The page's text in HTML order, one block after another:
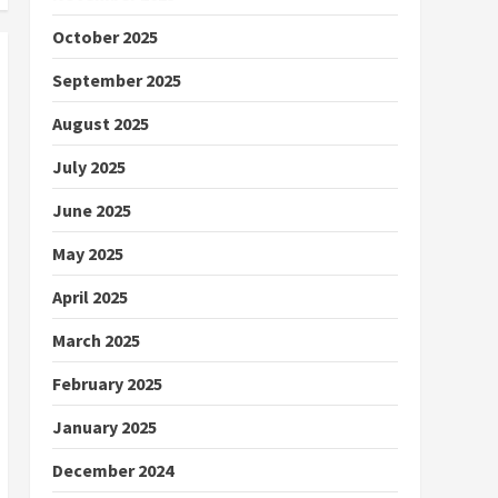
October 2025
September 2025
August 2025
July 2025
June 2025
May 2025
April 2025
March 2025
February 2025
January 2025
December 2024